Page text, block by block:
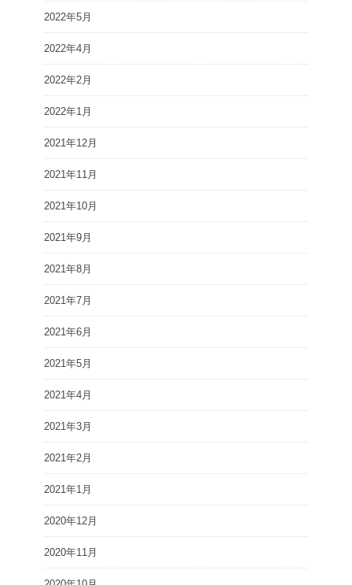
2022年5月
2022年4月
2022年2月
2022年1月
2021年12月
2021年11月
2021年10月
2021年9月
2021年8月
2021年7月
2021年6月
2021年5月
2021年4月
2021年3月
2021年2月
2021年1月
2020年12月
2020年11月